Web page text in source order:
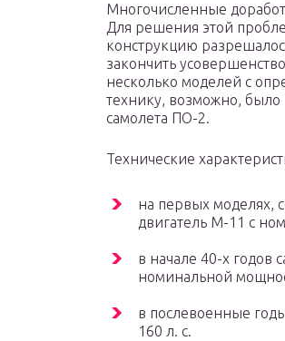
Многочисленные
Для решения этой
конструкцию
закончить
несколько моделей с
технику, возможно, было
самолета ПО-2.
Технические
на первых моделях,
двигатель М-11 с
в начале 40-х годов
номинальной
в послевоенные
160 л. с.